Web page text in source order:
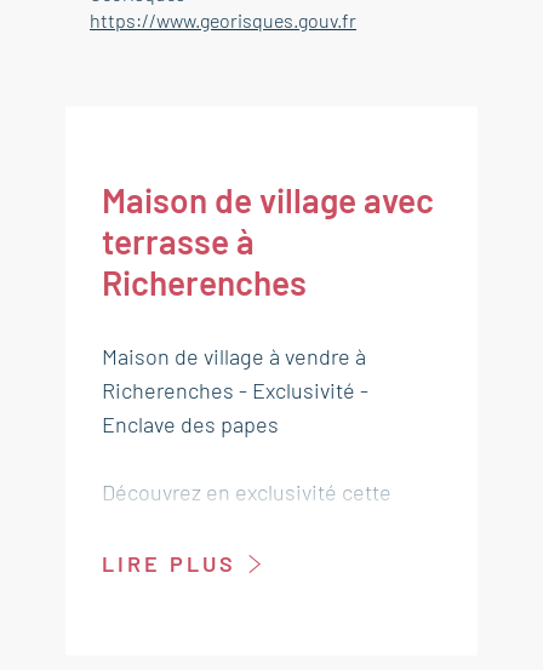
https://www.georisques.gouv.fr
Maison de village avec
terrasse à
Richerenches
Maison de village à vendre à
Richerenches - Exclusivité -
Enclave des papes
Découvrez en exclusivité cette
de beaux volumes et un fort
LIRE PLUS